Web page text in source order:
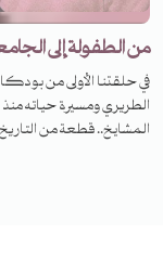
من الطفولة إلى
في حلقتنا الأولى من
الطريري ومسيرة حياته
المشايخ.. قطعة من